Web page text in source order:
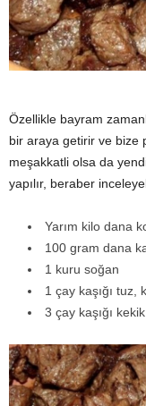
Özellikle bayram
bir araya getirir ve bize
meşakkatli olsa da
yapılır, beraber
Yarım kilo dana
100 gram dana
1 kuru soğan
1 çay kaşığı tuz,
3 çay kaşığı kekik